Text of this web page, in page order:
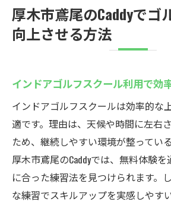
厚木市鳶尾のCaddyでゴ
向上させる方法
インドアゴルフスクール利用で効
インドアゴルフスクールは効率的な
適です。理由は、天候や時間に左右
ため、継続しやすい環境が整ってい
厚木市鳶尾のCaddyでは、無料体験
に合った練習法を見つけられます。
な練習でスキルアップを実感しやすい